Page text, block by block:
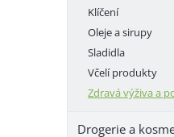
Klíčení
Oleje a sirupy
Sladidla
Včelí produkty
Zdravá výživa a
Drogerie a